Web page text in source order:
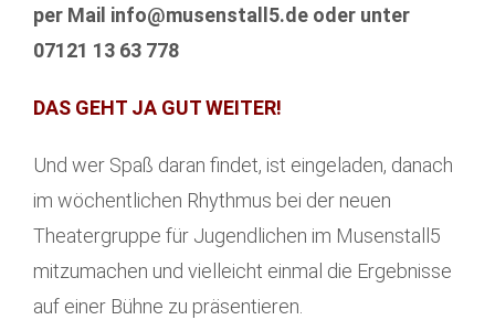
per Mail info@musenstall5.de oder unter
07121 13 63 778
DAS GEHT JA GUT WEITER!
Und wer Spaß daran findet, ist eingeladen, danach
im wöchentlichen Rhythmus bei der neuen
Theatergruppe für Jugendlichen im Musenstall5
mitzumachen und vielleicht einmal die Ergebnisse
auf einer Bühne zu präsentieren.